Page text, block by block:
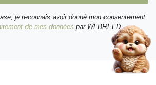
je reconnais avoir donné mon consentement
de mes données par WEBREED.